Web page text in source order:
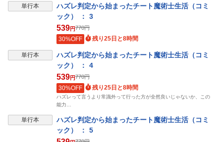
単行本
ハズレ判定から始まったチート魔術士生活（コミ
ック） ： 3
539円770円
30%OFF 残り25日と8時間
単行本
ハズレ判定から始まったチート魔術士生活（コミ
ック） ： 4
539円770円
30%OFF 残り25日と8時間
ハズレって言うより常識外って行った方が全然良いじゃないか、この
能力…
単行本
ハズレ判定から始まったチート魔術士生活（コミ
ック） ： 5